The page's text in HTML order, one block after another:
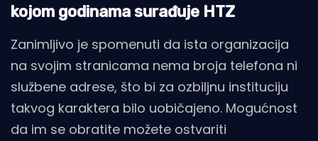
kojom godinama surađuje HTZ
Zanimljivo je spomenuti da ista organizacija
na svojim stranicama nema broja telefona ni
službene adrese, što bi za ozbiljnu instituciju
takvog karaktera bilo uobičajeno. Mogućnost
da im se obratite možete ostvariti